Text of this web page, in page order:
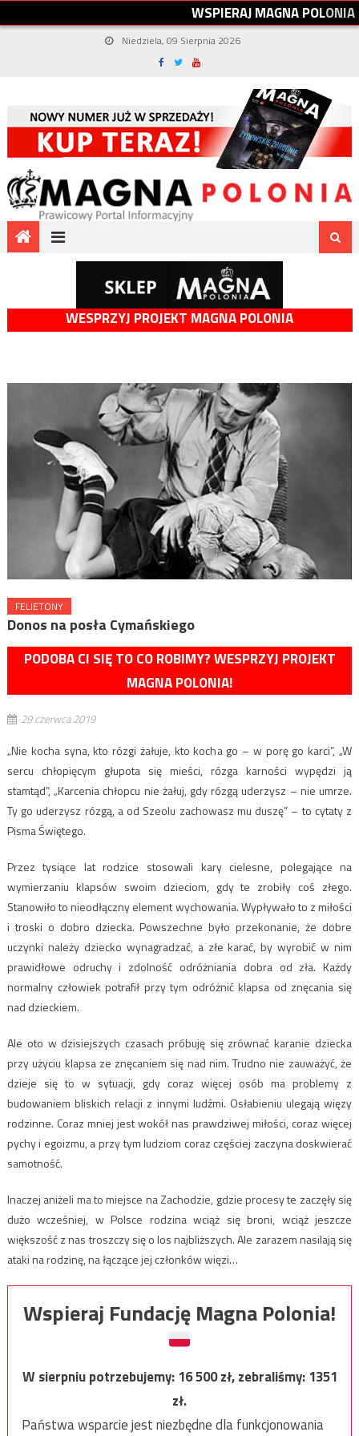
WSPIERAJMAGNAPOLONIA
Niedziela, 09 Sierpnia 2026
WESPRZYJ PROJEKT MAGNA POLONIA
FELIETONY
Donos na posła Cymańskiego
PODOBA CI SIĘ TO CO ROBIMY? WESPRZYJ PROJEKT
MAGNA POLONIA!
29 czerwca 2019
„Nie kocha syna, kto rózgi żałuje, kto kocha go – w porę go karci”, „W
sercu chłopięcym głupota się mieści, rózga karności wypędzi ją
stamtąd”, „Karcenia chłopcu nie żałuj, gdy rózgą uderzysz – nie umrze.
Ty go uderzysz rózgą, a od Szeolu zachowasz mu duszę” – to cytaty z
Pisma Świętego.
Przez tysiące lat rodzice stosowali kary cielesne, polegające na
wymierzaniu klapsów swoim dzieciom, gdy te zrobiły coś złego.
Stanowiło to nieodłączny element wychowania. Wypływało to z miłości
i troski o dobro dziecka. Powszechne było przekonanie, że dobre
uczynki należy dziecko wynagradzać, a złe karać, by wyrobić w nim
prawidłowe odruchy i zdolność odróżniania dobra od zła. Każdy
normalny człowiek potrafił przy tym odróżnić klapsa od znęcania się
nad dzieckiem.
Ale oto w dzisiejszych czasach próbuję się zrównać karanie dziecka
przy użyciu klapsa ze znęcaniem się nad nim. Trudno nie zauważyć, że
dzieje się to w sytuacji, gdy coraz więcej osób ma problemy z
budowaniem bliskich relacji z innymi ludźmi. Osłabieniu ulegają więzy
rodzinne. Coraz mniej jest wokół nas prawdziwej miłości, coraz więcej
pychy i egoizmu, a przy tym ludziom coraz częściej zaczyna doskwierać
samotność.
Inaczej aniżeli ma to miejsce na Zachodzie, gdzie procesy te zaczęły się
dużo wcześniej, w Polsce rodzina wciąż się broni, wciąż jeszcze
większość z nas troszczy się o los najbliższych. Ale zarazem nasilają się
ataki na rodzinę, na łączące jej członków więzi…
Wspieraj Fundację Magna Polonia!
W sierpniu potrzebujemy:16 500zł, zebraliśmy:1351
zł.
Państwa wsparcie jest niezbędne dla funkcjonowania